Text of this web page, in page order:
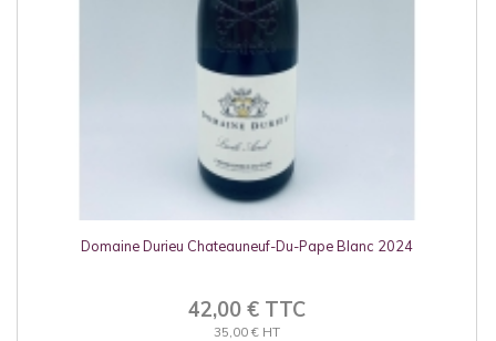
Domaine Durieu Chateauneuf-Du-Pape Blanc 2024
42,00 € TTC
35,00 € HT